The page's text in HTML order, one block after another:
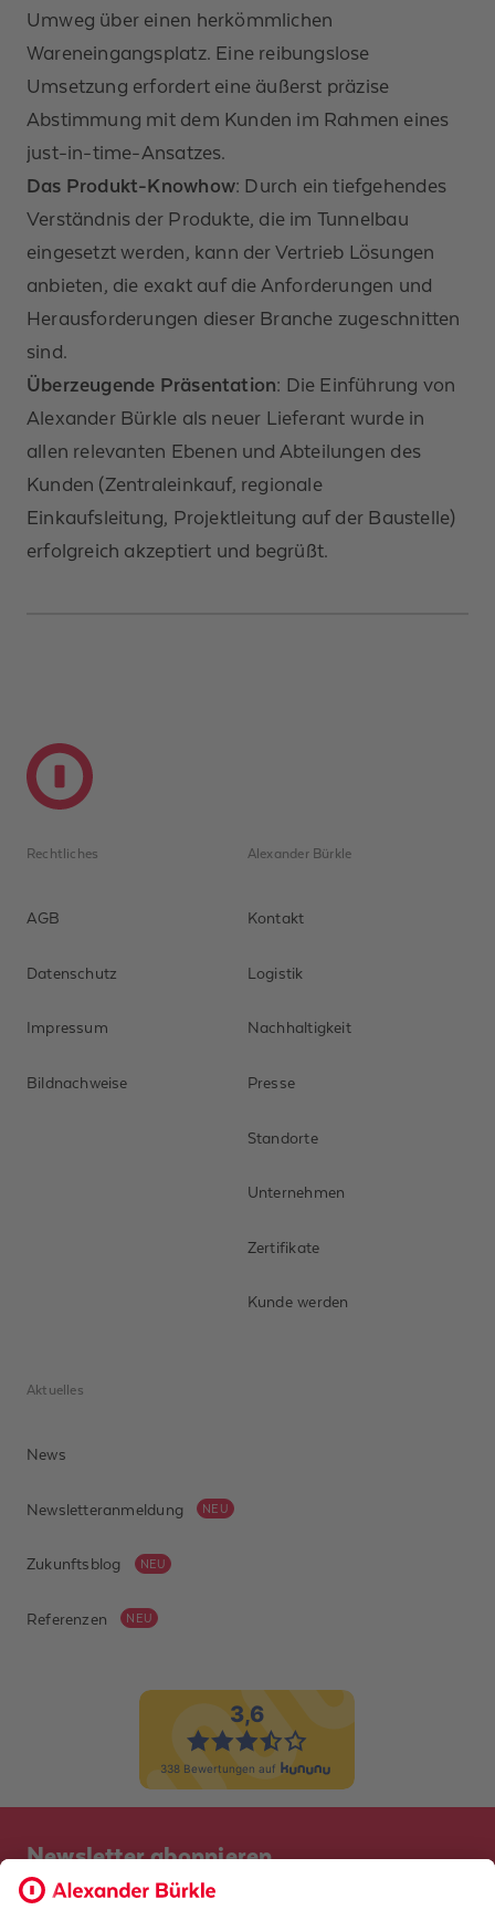
Umweg über einen herkömmlichen
Wareneingangsplatz. Eine reibungslose
Umsetzung erfordert eine äußerst präzise
Abstimmung mit dem Kunden im Rahmen eines
just-in-time-Ansatzes.
Das Produkt-Knowhow: Durch ein tiefgehendes
Verständnis der Produkte, die im Tunnelbau
eingesetzt werden, kann der Vertrieb Lösungen
anbieten, die exakt auf die Anforderungen und
Herausforderungen dieser Branche zugeschnitten
sind.
Überzeugende Präsentation: Die Einführung von
Alexander Bürkle als neuer Lieferant wurde in
allen relevanten Ebenen und Abteilungen des
Kunden (Zentraleinkauf, regionale
Einkaufsleitung, Projektleitung auf der Baustelle)
erfolgreich akzeptiert und begrüßt.
Rechtliches
AGB
Datenschutz
Impressum
Bildnachweise
Alexander Bürkle
Kontakt
Logistik
Nachhaltigkeit
Presse
Standorte
Unternehmen
Zertifikate
Kunde werden
Aktuelles
News
Newsletteranmeldung NEU
Zukunftsblog NEU
Referenzen NEU
Newsletter abonnieren
Bevor Sie sich anmelden, möchten wir wissen, ob Sie bereits